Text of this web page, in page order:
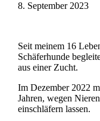
8. September 2023
Seit meinem 16
Schäferhunde
aus einer Zucht.
Im Dezember 2022
Jahren, wegen
einschläfern lassen.